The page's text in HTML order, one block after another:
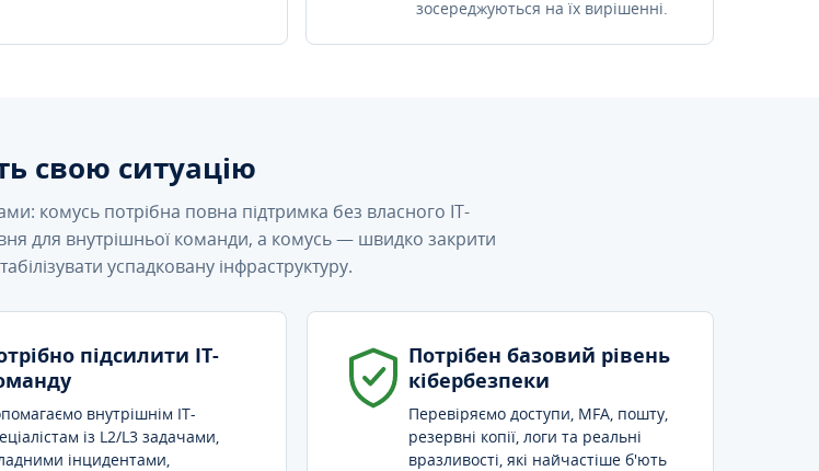
зосереджуються на їх вирішенні.
свою ситуацію
комусь потрібна повна підтримка без власного IT-
для внутрішньої команди, а комусь — швидко закрити
успадковану інфраструктуру.
підсилити IT-
внутрішнім IT-
із L2/L3 задачами,
інцидентами,
Потрібен базовий рівень
кібербезпеки
Перевіряємо доступи, MFA, пошту,
резервні копії, логи та реальні
вразливості, які найчастіше б'ють